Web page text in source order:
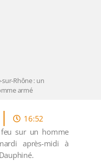
sur-Rhône : un
armé
16:52
sur un homme
après-midi à